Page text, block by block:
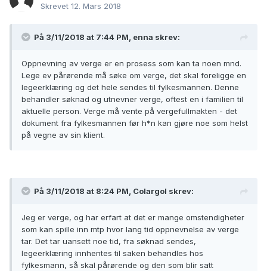
Skrevet 12. Mars 2018
På 3/11/2018 at 7:44 PM, enna skrev:
Oppnevning av verge er en prosess som kan ta noen mnd.
Lege ev pårørende må søke om verge, det skal foreligge en
legeerklæring og det hele sendes til fylkesmannen. Denne
behandler søknad og utnevner verge, oftest en i familien til
aktuelle person. Verge må vente på vergefullmakten - det
dokument fra fylkesmannen før h*n kan gjøre noe som helst
på vegne av sin klient.
På 3/11/2018 at 8:24 PM, Colargol skrev:
Jeg er verge, og har erfart at det er mange omstendigheter
som kan spille inn mtp hvor lang tid oppnevnelse av verge
tar. Det tar uansett noe tid, fra søknad sendes,
legeerklæring innhentes til saken behandles hos
fylkesmann, så skal pårørende og den som blir satt